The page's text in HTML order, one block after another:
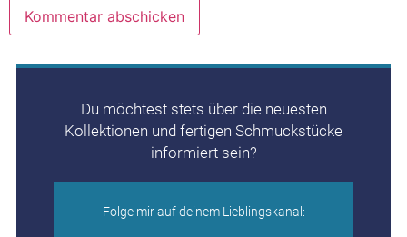
Alternative:
Du möchtest stets über die neuesten
Kollektionen und fertigen Schmuckstücke
informiert sein?
Folge mir auf deinem Lieblingskanal: